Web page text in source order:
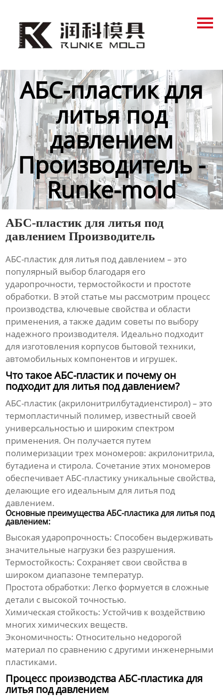
Продукция
О нас
Контакты
АБС-пластик для
литья под
давлением
Производитель -
Runke-mold
АБС-пластик для литья под
давлением Производитель
АБС-пластик для литья под давлением – это
популярный выбор благодаря его
ударопрочности, термостойкости и простоте
обработки. В этой статье мы рассмотрим процесс
производства, ключевые свойства и области
применения, а также дадим советы по выбору
надежного производителя. Идеально подходит
для изготовления корпусов бытовой техники,
автомобильных компонентов и игрушек.
Что такое АБС-пластик и почему он
подходит для литья под давлением?
АБС-пластик (акрилонитрилбутадиенстирол) – это
термопластичный полимер, известный своей
универсальностью и широким спектром
применения. Он получается путем
полимеризации трех мономеров: акрилонитрила,
бутадиена и стирола. Сочетание этих мономеров
обеспечивает АБС-пластику уникальные свойства,
делающие его идеальным длялитья под
давлением.
Основные преимущества АБС-пластика для литья под
давлением:
Высокая ударопрочность: Способен выдерживать
значительные нагрузки без разрушения.
Термостойкость: Сохраняет свои свойства в
широком диапазоне температур.
Простота обработки: Легко формуется в сложные
детали с высокой точностью.
Химическая стойкость: Устойчив к воздействию
многих химических веществ.
Экономичность: Относительно недорогой
материал по сравнению с другими инженерными
пластиками.
Процесс производства АБС-пластика для
литья под давлением